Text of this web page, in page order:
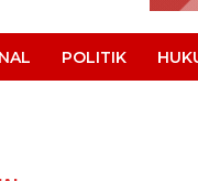
POLITIK